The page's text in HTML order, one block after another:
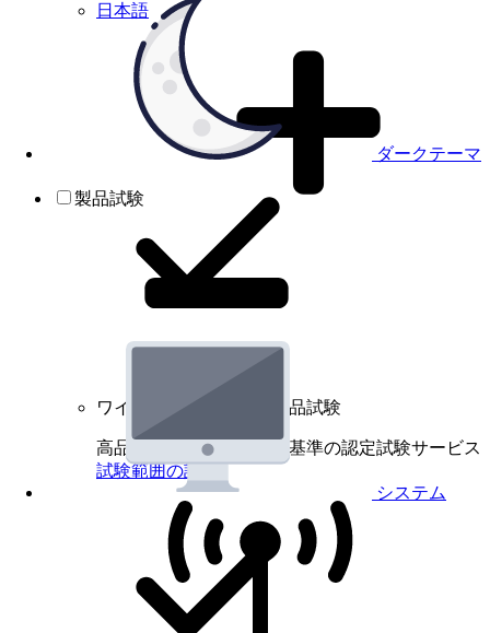
ダークテーマ
システム
日本語
製品試験
ワイヤレスデバイスの製品試験
高品質規格に基づく国際基準の認定試験サービス
試験範囲の詳細